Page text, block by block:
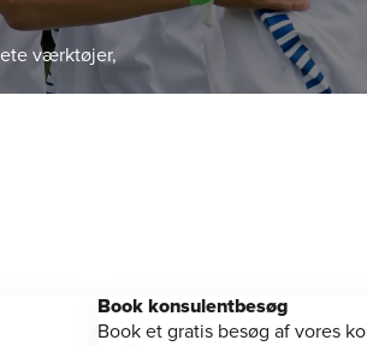
værktøjer,
Book konsulentbesøg
Book et gratis besøg af vores